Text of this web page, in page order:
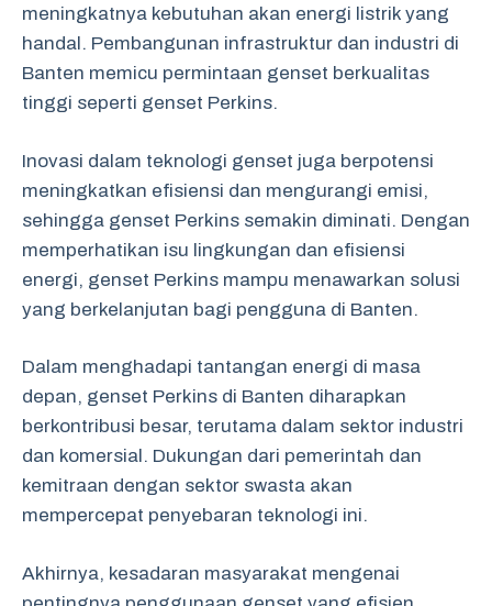
meningkatnya kebutuhan akan energi listrik yang
handal. Pembangunan infrastruktur dan industri di
Banten memicu permintaan genset berkualitas
tinggi seperti genset Perkins.
Inovasi dalam teknologi genset juga berpotensi
meningkatkan efisiensi dan mengurangi emisi,
sehingga genset Perkins semakin diminati. Dengan
memperhatikan isu lingkungan dan efisiensi
energi, genset Perkins mampu menawarkan solusi
yang berkelanjutan bagi pengguna di Banten.
Dalam menghadapi tantangan energi di masa
depan, genset Perkins di Banten diharapkan
berkontribusi besar, terutama dalam sektor industri
dan komersial. Dukungan dari pemerintah dan
kemitraan dengan sektor swasta akan
mempercepat penyebaran teknologi ini.
Akhirnya, kesadaran masyarakat mengenai